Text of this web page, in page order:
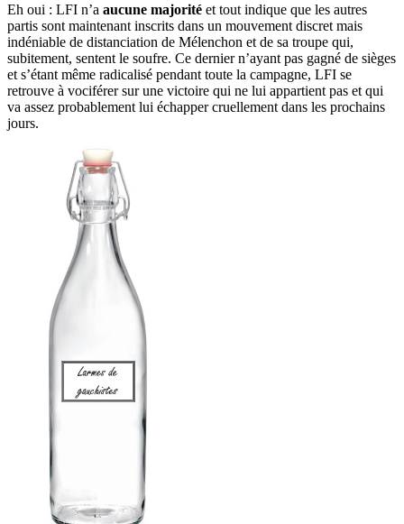
Eh oui : LFI n’a aucune majorité et tout indique que les autres
partis sont maintenant inscrits dans un mouvement discret mais
indéniable de distanciation de Mélenchon et de sa troupe qui,
subitement, sentent le soufre. Ce dernier n’ayant pas gagné de sièges
et s’étant même radicalisé pendant toute la campagne, LFI se
retrouve à vociférer sur une victoire qui ne lui appartient pas et qui
va assez probablement lui échapper cruellement dans les prochains
jours.